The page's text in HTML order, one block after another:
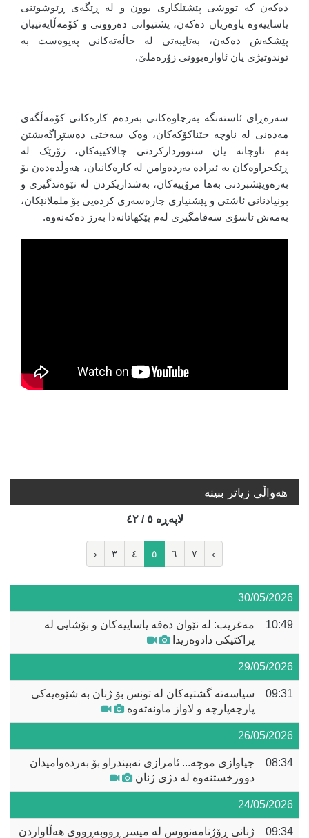
دەکەن کە تووشی پێشێلکاری بوون و لە ڕێگەی ڕێوشوێنی
یاساییەوە یاوەریان دەکەن، پشتیوانی دەروونی و کۆمەڵایەتییان
پێشکەش دەکەن، بەتایبەتی لە حاڵەتەکانی پەیوەست بە
توندوتیژی یان ئاوارەبوونی زۆرەملێ.
سەرەڕای ئاستەنگە بەرچاوەکانی بەردەم کارەکانی کۆمەڵگەی
مەدەنی لە ناوچە جێناکۆکەکان، وەک سەختی دەستڕاگەیشتن
بەم ناوچانە یان سنووردارکردنی چالاکییەکان، زۆرێک لە
ڕێکخراوەکان بە ئیرادە بەردەوامن لە کارەکانیان، هەوڵدەدەن بۆ
بەرەوپێشبردنی بەها مرۆییەکان، بەشداریکردن لە نێوەندگیری و
بونیادنانی ئاشتی و پێشنیاری چارەسەری کردەیی بۆ ململانێکان،
بەمەش ئاسۆی سەقامگیری لەم پێکهاتانەدا بەرز دەکەنەوە.
هه‌واڵی زیاتر ببینە
لاپه‌ڕه‌ ٥ / ٤٢
‹ ٣ ٤ ٥ ٦ ٧ ›
30/05/2026
10:49
مەغریب: لە نێوان دەقە یاساییەکان و بۆشایی لە
پراکتیکی دادوەریدا
29/05/2026
09:31
سیاسەتە گشتیەکان لە تونس بۆ ژنان بە شێوەیەکی
پارچەپارچە و لاواز ماونەتەوە
26/05/2026
08:34
جیاوازی موچە... ئامرازی نەبیندراو بۆ بەردەوامیدان
دوورخستنەوە لە دژی ژنان
24/05/2026
09:34
ژنانی ڕۆژنامەنووس لە میسر ڕووبەڕووی هەڵاواردن